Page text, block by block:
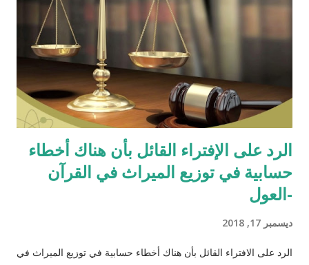
الرد على الإفتراء القائل بأن هناك أخطاء
حسابية في توزيع الميراث في القرآن
-العول
ديسمبر 17, 2018
الرد على الافتراء القائل بأن هناك أخطاء حسابية في توزيع الميراث في